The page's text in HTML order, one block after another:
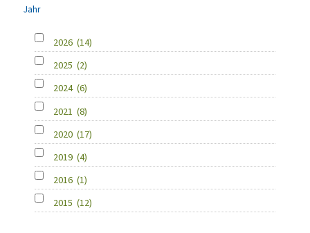
Jahr
2026 (14)
2025 (2)
2024 (6)
2021 (8)
2020 (17)
2019 (4)
2016 (1)
2015 (12)